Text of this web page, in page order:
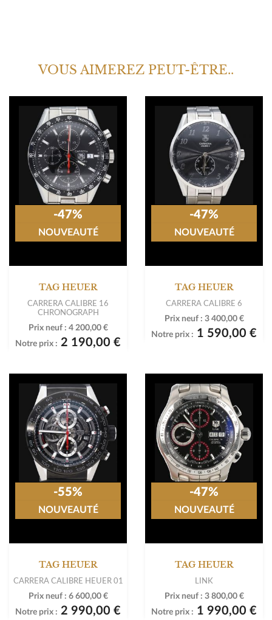
VOUS AIMEREZ PEUT-ÊTRE..
TAG HEUER
CARRERA CALIBRE 16
CHRONOGRAPH
Prix neuf : 4 200,00 €
Notre prix : 2 190,00 €
-47%
NOUVEAUTÉ
TAG HEUER
CARRERA CALIBRE 6
Prix neuf : 3 400,00 €
Notre prix : 1 590,00 €
-47%
NOUVEAUTÉ
TAG HEUER
CARRERA CALIBRE HEUER 01
Prix neuf : 6 600,00 €
Notre prix : 2 990,00 €
-55%
NOUVEAUTÉ
TAG HEUER
LINK
Prix neuf : 3 800,00 €
Notre prix : 1 990,00 €
-47%
NOUVEAUTÉ